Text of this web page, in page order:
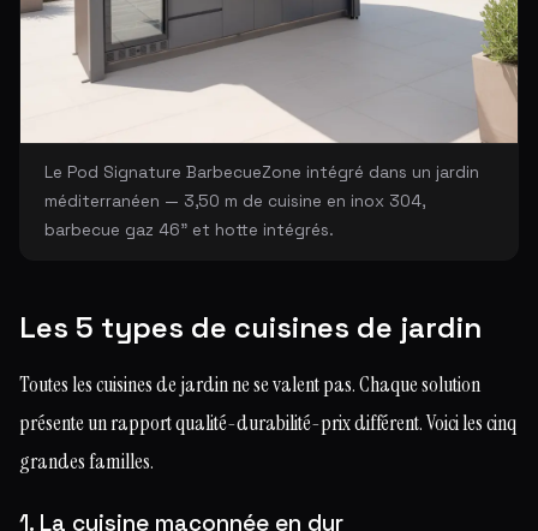
Le Pod Signature BarbecueZone intégré dans un jardin
méditerranéen — 3,50 m de cuisine en inox 304,
barbecue gaz 46" et hotte intégrés.
Les 5 types de cuisines de jardin
Toutes les cuisines de jardin ne se valent pas. Chaque solution
présente un rapport qualité-durabilité-prix différent. Voici les cinq
grandes familles.
1. La cuisine maçonnée en dur